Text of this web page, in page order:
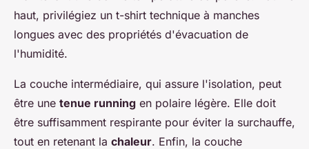
haut, privilégiez un t-shirt technique à manches
longues avec des propriétés d'évacuation de
l'humidité.
La couche intermédiaire, qui assure l'isolation, peut
être une tenue running en polaire légère. Elle doit
être suffisamment respirante pour éviter la surchauffe,
tout en retenant la chaleur. Enfin, la couche